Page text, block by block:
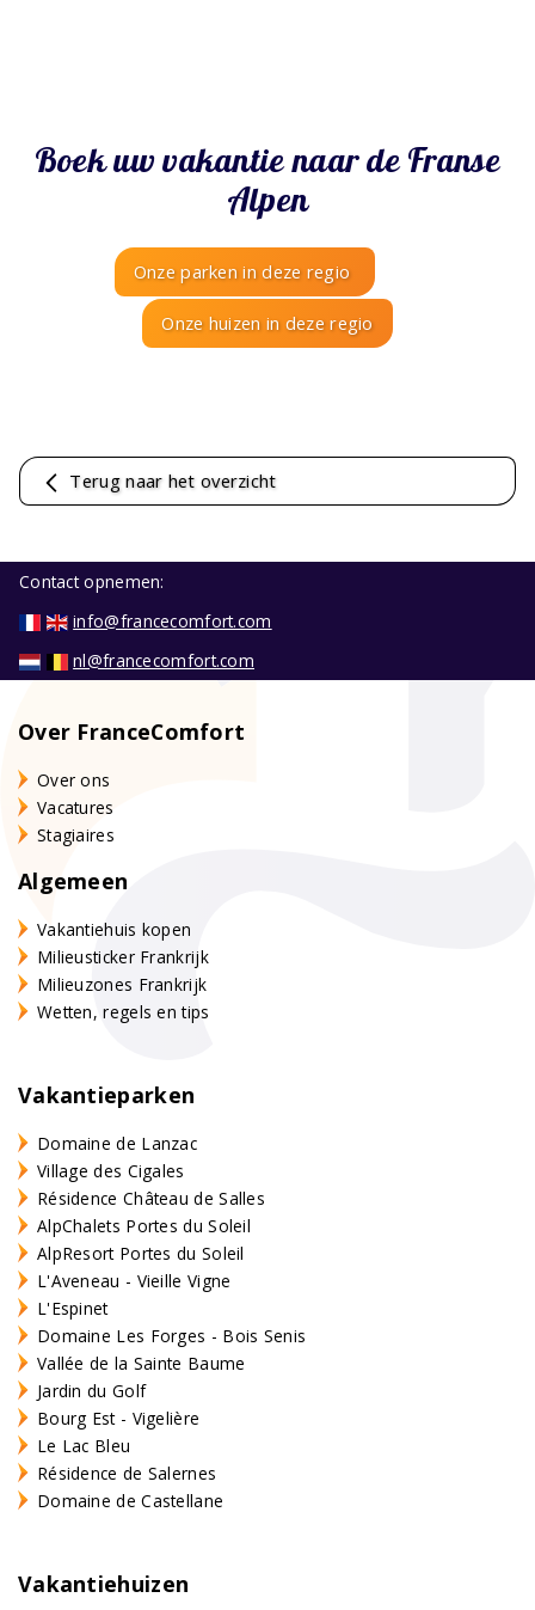
Boek uw vakantie naar de Franse
Alpen
Onze parken in deze regio
Onze huizen in deze regio
Terug naar het overzicht
Contact opnemen:
info@francecomfort.com
nl@francecomfort.com
Over FranceComfort
Over ons
Vacatures
Stagiaires
Algemeen
Vakantiehuis kopen
Milieusticker Frankrijk
Milieuzones Frankrijk
Wetten, regels en tips
Vakantieparken
Domaine de Lanzac
Village des Cigales
Résidence Château de Salles
AlpChalets Portes du Soleil
AlpResort Portes du Soleil
L'Aveneau - Vieille Vigne
L'Espinet
Domaine Les Forges - Bois Senis
Vallée de la Sainte Baume
Jardin du Golf
Bourg Est - Vigelière
Le Lac Bleu
Résidence de Salernes
Domaine de Castellane
Vakantiehuizen